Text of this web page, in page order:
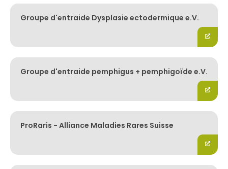
Groupe d'entraide Dysplasie ectodermique e.V.
Groupe d'entraide pemphigus + pemphigoïde e.V.
ProRaris - Alliance Maladies Rares Suisse